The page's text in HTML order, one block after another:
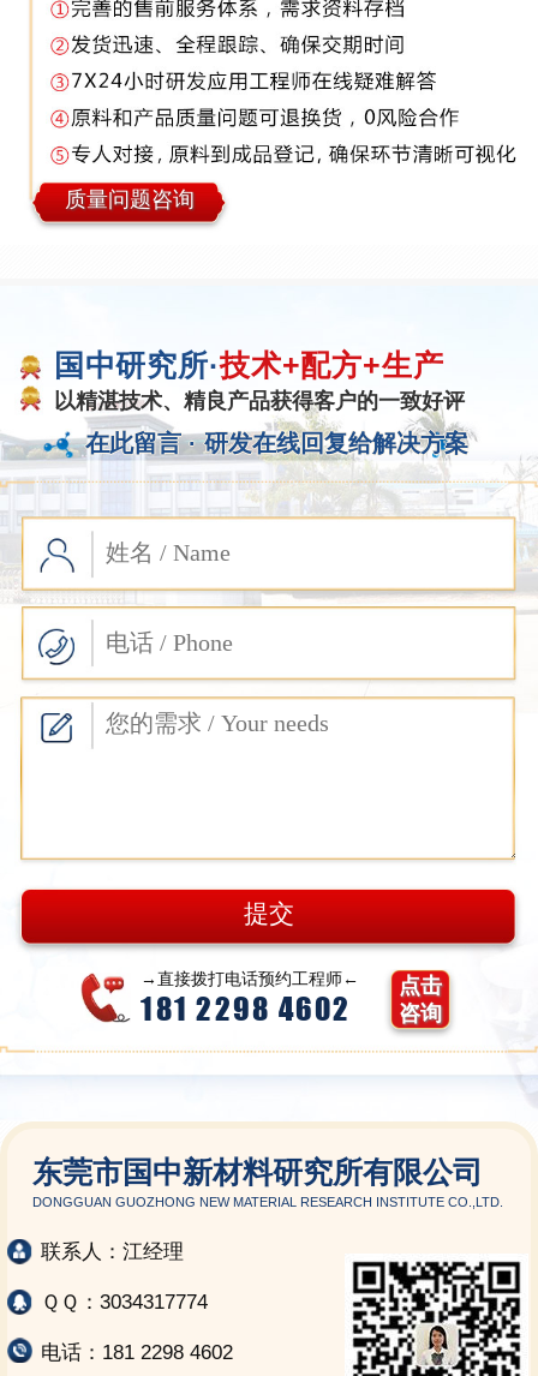
质量问题咨询
国中研究所·技术+配方+生产
以精湛技术、精良产品获得客户的一致好评
在此留言 · 研发在线回复给解决方案
→直接拨打电话预约工程师←
181 2298 4602
点击
咨询
东莞市国中新材料研究所有限公司
DONGGUAN GUOZHONG NEW MATERIAL RESEARCH INSTITUTE CO.,LTD.
联系人：江经理
ＱＱ：3034317774
电话：181 2298 4602